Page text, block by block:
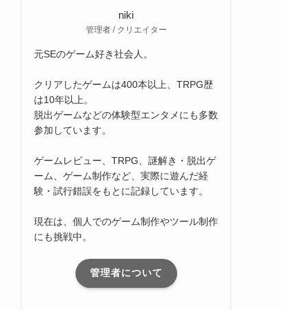
niki
管理者 / クリエイター
元SEのゲーム好き社会人。
クリアしたゲームは400本以上、TRPG歴
は10年以上。
脱出ゲームなどの体験型エンタメにも多数
参加しています。
ゲームレビュー、TRPG、謎解き・脱出ゲ
ーム、ゲーム制作など、実際に遊んだ経
験・試行錯誤をもとに記録しています。
現在は、個人でのゲーム制作やツール制作
にも挑戦中。
管理者について